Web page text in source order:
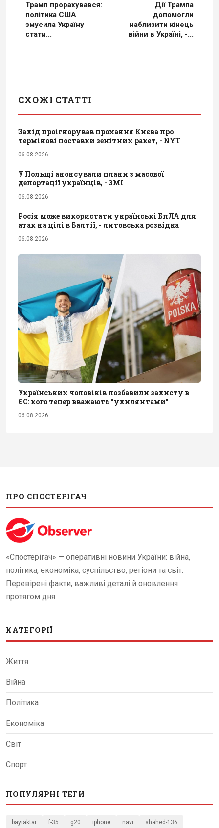
Трамп прорахувався:
політика США
змусила Україну
стати...
Дії Трампа
допомогли
наблизити кінець
війни в Україні, -...
СХОЖІ СТАТТІ
Захід проігнорував прохання Києва про
термінові поставки зенітних ракет, - NYT
06.08.2026
У Польщі анонсували плани з масової
депортації українців, - ЗМІ
06.08.2026
Росія може використати українські БпЛА для
атак на цілі в Балтії, - литовська розвідка
06.08.2026
Українських чоловіків позбавили захисту в
ЄС: кого тепер вважають "ухилянтами"
06.08.2026
ПРО СПОСТЕРІГАЧ
«Спостерігач» — оперативні новини України: війна,
політика, економіка, суспільство, регіони та світ.
Перевірені факти, важливі деталі й оновлення
протягом дня.
КАТЕГОРІЇ
Життя
Війна
Політика
Економіка
Світ
Спорт
ПОПУЛЯРНІ ТЕГИ
bayraktar f-35 g20 iphone navi shahed-136